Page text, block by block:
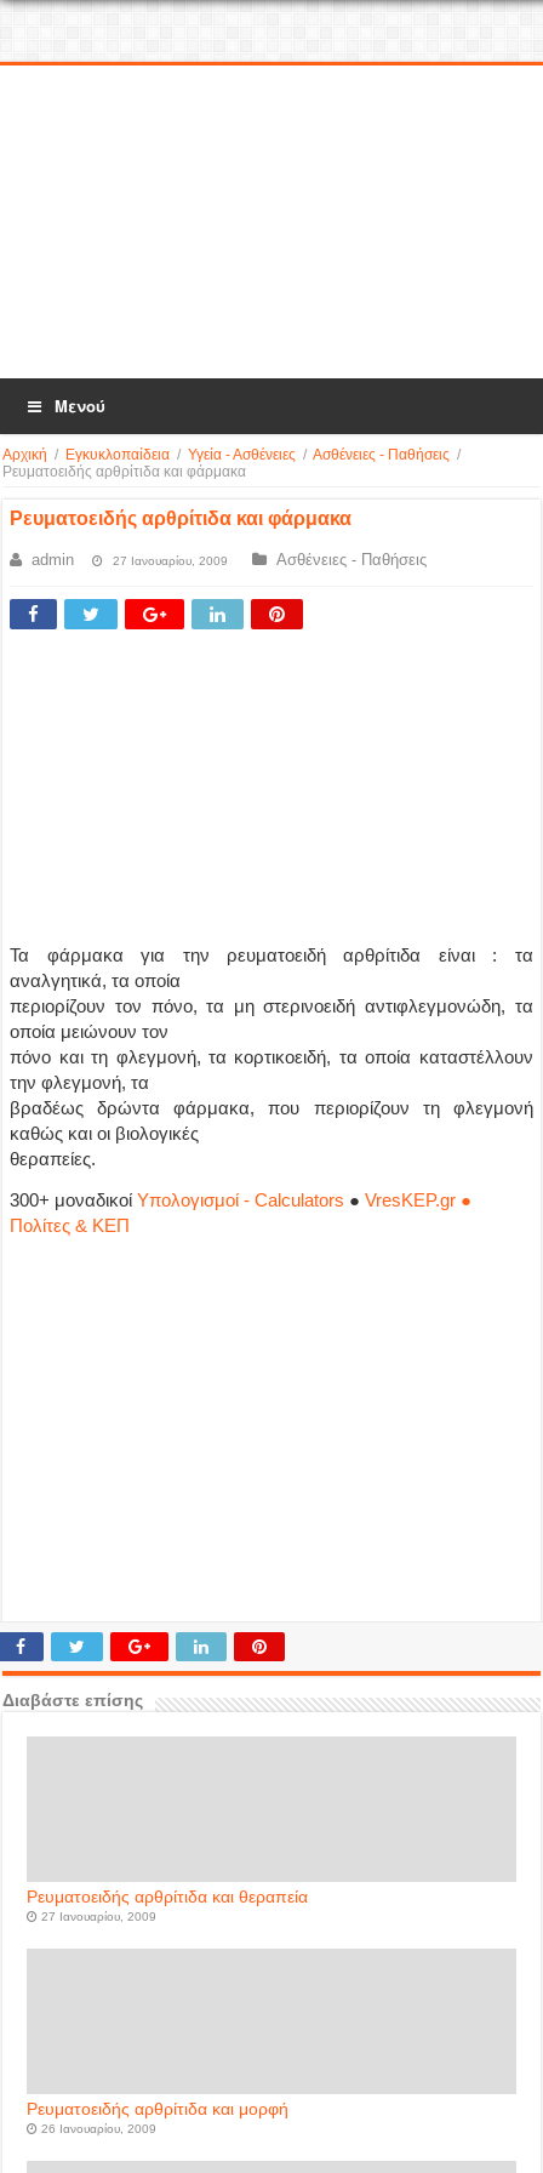
Μενού
Αρχική / Εγκυκλοπαίδεια / Υγεία - Ασθένειες / Ασθένειες - Παθήσεις /
Ρευματοειδής αρθρίτιδα και φάρμακα
Ρευματοειδής αρθρίτιδα και φάρμακα
admin 27 Ιανουαρίου, 2009 Ασθένειες - Παθήσεις
Τα φάρμακα για την ρευματοειδή αρθρίτιδα είναι : τα
αναλγητικά, τα οποία
περιορίζουν τον πόνο, τα μη στερινοειδή αντιφλεγμονώδη, τα
οποία μειώνουν τον
πόνο και τη φλεγμονή, τα κορτικοειδή, τα οποία καταστέλλουν
την φλεγμονή, τα
βραδέως δρώντα φάρμακα, που περιορίζουν τη φλεγμονή
καθώς και οι βιολογικές
θεραπείες.
300+ μοναδικοίΥπολογισμοί - Calculators ●VresKEP.gr ●
Πολίτες & ΚΕΠ
Διαβάστε επίσης
Ρευματοειδής αρθρίτιδα και θεραπεία
27 Ιανουαρίου, 2009
Ρευματοειδής αρθρίτιδα και μορφή
26 Ιανουαρίου, 2009